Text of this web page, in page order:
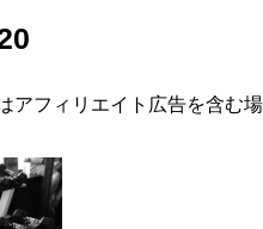
アフィリエイト広告を含む